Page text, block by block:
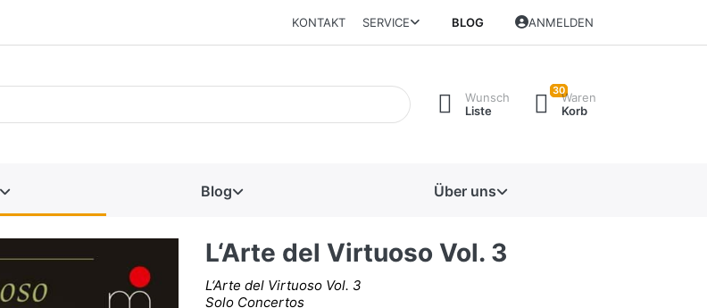
KONTAKT SERVICE BLOG ANMELDEN
Wunsch
Liste
30Waren
Korb
Blog Über uns
L‘Arte del Virtuoso Vol. 3
L‘Arte del Virtuoso Vol. 3
Solo Concertos